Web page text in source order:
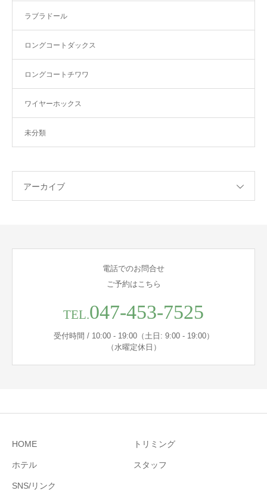
ラブラドール
ロングコートダックス
ロングコートチワワ
ワイヤーホックス
未分類
アーカイブ
電話でのお問合せ
ご予約はこちら
TEL.047-453-7525
受付時間 / 10:00 - 19:00（土日: 9:00 - 19:00）
（水曜定休日）
HOME トリミング
ホテル スタッフ
SNS/リンク